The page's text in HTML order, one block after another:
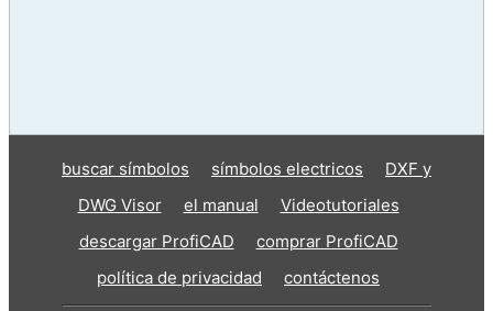
buscar símbolos símbolos electricos
DXF y
DWG Visor
el manual
Videotutoriales
descargar ProfiCAD
comprar ProfiCAD
política de privacidad
contáctenos